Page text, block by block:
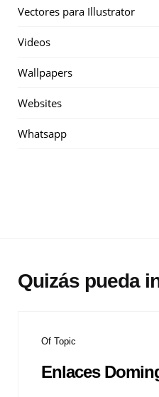
Vectores para Illustrator
Videos
Wallpapers
Websites
Whatsapp
Quizás pueda
Of Topic
Enlaces